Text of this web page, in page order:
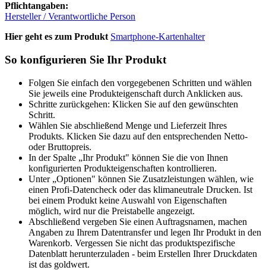
Pflichtangaben:
Hersteller / Verantwortliche Person
Hier geht es zum Produkt Smartphone-Kartenhalter
So konfigurieren Sie Ihr Produkt
Folgen Sie einfach den vorgegebenen Schritten und wählen
Sie jeweils eine Produkteigenschaft durch Anklicken aus.
Schritte zurückgehen: Klicken Sie auf den gewünschten
Schritt.
Wählen Sie abschließend Menge und Lieferzeit Ihres
Produkts. Klicken Sie dazu auf den entsprechenden Netto-
oder Bruttopreis.
In der Spalte „Ihr Produkt" können Sie die von Ihnen
konfigurierten Produkteigenschaften kontrollieren.
Unter „Optionen" können Sie Zusatzleistungen wählen, wie
einen Profi-Datencheck oder das klimaneutrale Drucken. Ist
bei einem Produkt keine Auswahl von Eigenschaften
möglich, wird nur die Preistabelle angezeigt.
Abschließend vergeben Sie einen Auftragsnamen, machen
Angaben zu Ihrem Datentransfer und legen Ihr Produkt in den
Warenkorb. Vergessen Sie nicht das produktspezifische
Datenblatt herunterzuladen - beim Erstellen Ihrer Druckdaten
ist das goldwert.